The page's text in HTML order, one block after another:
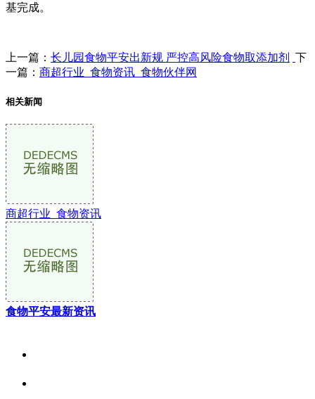
基完成。
上一篇： 长儿园食物平安出新规 严控高风险食物取添加剂
下
一篇： 商超行业_食物资讯_食物伙伴网
相关新闻
商超行业_食物资讯
食物平安最新资讯